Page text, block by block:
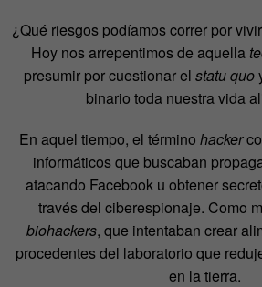
¿Qué riesgos podíamos correr por
Hoy nos arrepentimos de aquella
presumir por cuestionar el statu quo
binario toda nuestra vida
En aquel tiempo, el término hacker
informáticos que buscaban
atacando Facebook u obtener
través del ciberespionaje. Como
biohackers, que intentaban crear
procedentes del laboratorio que
en la tierra.